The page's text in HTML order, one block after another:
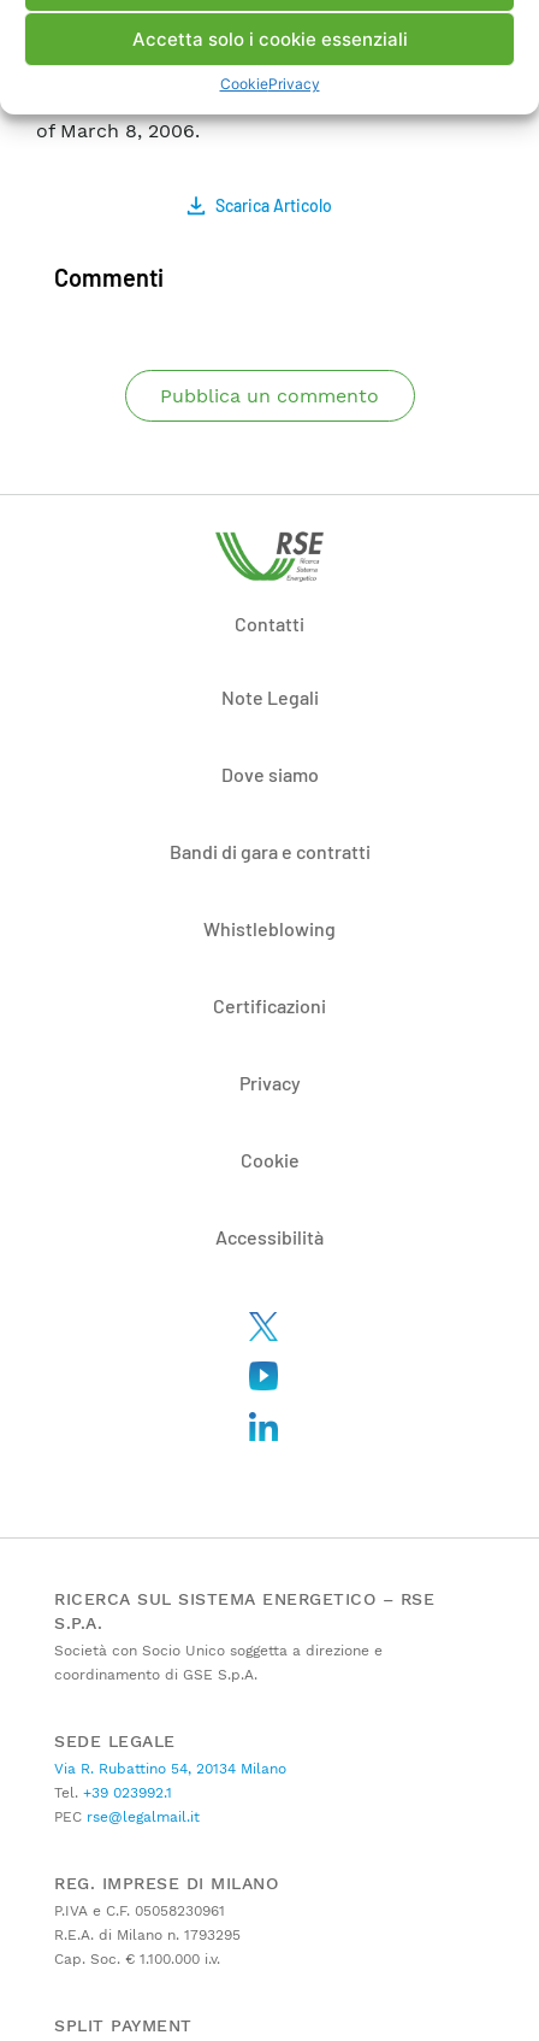
Accetta solo i cookie essenziali
CookiePrivacy
Agreement between RSE S.p.A. and the Ministry
of Economic Development – General Directorate
for Nuclear Energy, Renewable Energy and
of March 8, 2006.
Scarica Articolo
Commenti
Pubblica un commento
Contatti
Note Legali
Dove siamo
Bandi di gara e contratti
Whistleblowing
Certificazioni
Privacy
Cookie
Accessibilità
RICERCA SUL SISTEMA ENERGETICO – RSE
S.P.A.
Società con Socio Unico soggetta a direzione e
coordinamento di GSE S.p.A.
SEDE LEGALE
Via R. Rubattino 54, 20134 Milano
Tel. +39 023992.1
PEC rse@legalmail.it
REG. IMPRESE DI MILANO
P.IVA e C.F. 05058230961
R.E.A. di Milano n. 1793295
Cap. Soc. € 1.100.000 i.v.
SPLIT PAYMENT